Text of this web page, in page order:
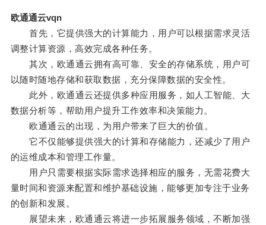
欧通通云vqn
首先，它提供强大的计算能力，用户可以根据需求灵活
调整计算资源，高效完成各种任务。
其次，欧通通云拥有高可靠、安全的存储系统，用户可
以随时随地存储和获取数据，充分保障数据的安全性。
此外，欧通通云还提供多种应用服务，如人工智能、大
数据分析等，帮助用户提升工作效率和决策能力。
欧通通云的出现，为用户带来了巨大的价值。
它不仅能够提供强大的计算和存储能力，还减少了用户
的运维成本和管理工作量。
用户只需要根据实际需求选择相应的服务，无需花费大
量时间和资源来配置和维护基础设施，能够更加专注于业务
的创新和发展。
展望未来，欧通通云将进一步拓展服务领域，不断加强